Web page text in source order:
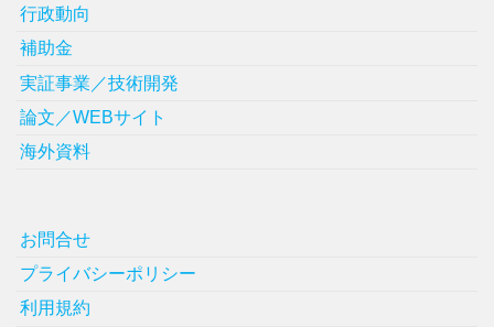
行政動向
補助金
実証事業／技術開発
論文／WEBサイト
海外資料
お問合せ
プライバシーポリシー
利用規約